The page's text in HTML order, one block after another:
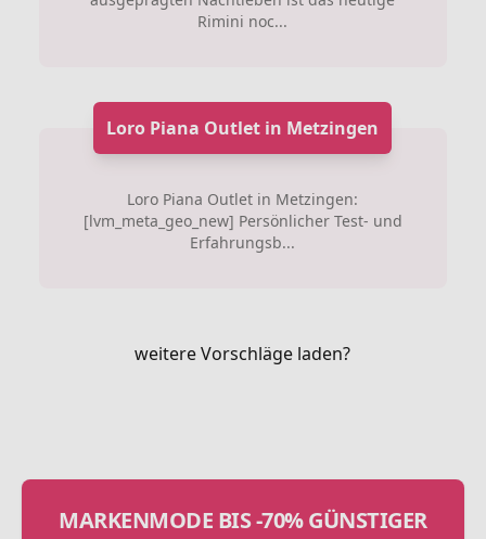
Rimini noc...
Loro Piana Outlet in Metzingen
Loro Piana Outlet in Metzingen:
[lvm_meta_geo_new] Persönlicher Test- und
Erfahrungsb...
weitere Vorschläge laden?
MARKENMODE BIS -70% GÜNSTIGER